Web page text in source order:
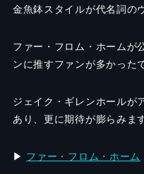
金魚鉢スタイルが代名詞の
ファー・フロム・ホームが
ンに推すファンが多かった
ジェイク・ギレンホールが
あり、更に期待が膨らみま
▶︎ ファー・フロム・ホーム